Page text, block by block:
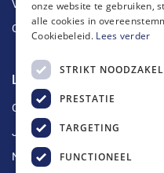
Vetputten
Ontkalking
Longin Service
Over ons
Jobs
Nieuws
onze website te gebruiken,
alle cookies in
Cookiebeleid. Lees verder
STRIKT
PRESTATIE
TARGETING
FUNCTIONEEL